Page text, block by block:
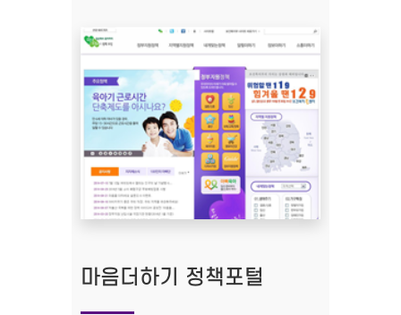
마음더하기 정책포털